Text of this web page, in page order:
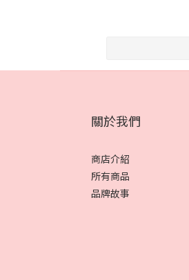
關於我們
商店介紹
所有商品
品牌故事